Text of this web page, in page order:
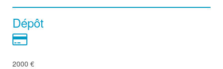
Dépôt
2000 €